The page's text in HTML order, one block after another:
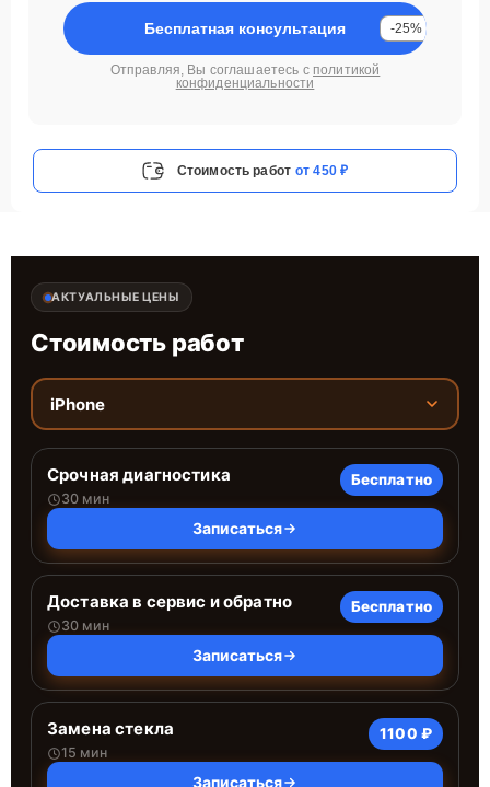
Бесплатная консультация -25%
Отправляя, Вы соглашаетесь с политикой
конфиденциальности
Стоимость работ от 450 ₽
АКТУАЛЬНЫЕ ЦЕНЫ
Стоимость работ
iPhone
Срочная диагностика
30 мин
Бесплатно
Записаться
Доставка в сервис и обратно
30 мин
Бесплатно
Записаться
Замена стекла
15 мин
1100 ₽
Записаться